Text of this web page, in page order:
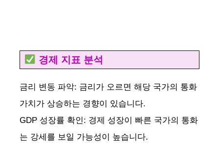
경제 지표 분석
금리 변동 파악: 금리가 오르면 해당 국가의 통화
가치가 상승하는 경향이 있습니다.
GDP 성장률 확인: 경제 성장이 빠른 국가의 통화
는 강세를 보일 가능성이 높습니다.